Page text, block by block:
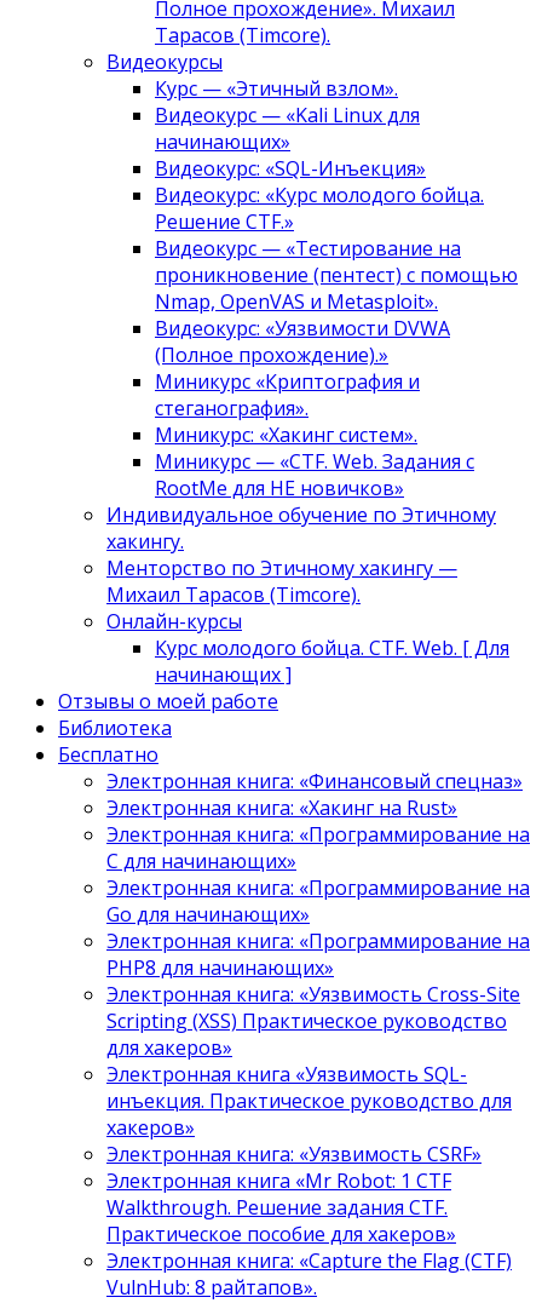
Полное прохождение». Михаил
Тарасов (Timcore).
Видеокурсы
Курс — «Этичный взлом».
Видеокурс — «Kali Linux для
начинающих»
Видеокурс: «SQL-Инъекция»
Видеокурс: «Курс молодого бойца.
Решение CTF.»
Видеокурс — «Тестирование на
проникновение (пентест) с помощью
Nmap, OpenVAS и Metasploit».
Видеокурс: «Уязвимости DVWA
(Полное прохождение).»
Миникурс «Криптография и
стеганография».
Миникурс: «Хакинг систем».
Миникурс — «CTF. Web. Задания с
RootMe для НЕ новичков»
Индивидуальное обучение по Этичному
хакингу.
Менторство по Этичному хакингу —
Михаил Тарасов (Timcore).
Онлайн-курсы
Курс молодого бойца. CTF. Web. [ Для
начинающих ]
Отзывы о моей работе
Библиотека
Бесплатно
Электронная книга: «Финансовый спецназ»
Электронная книга: «Хакинг на Rust»
Электронная книга: «Программирование на
C для начинающих»
Электронная книга: «Программирование на
Go для начинающих»
Электронная книга: «Программирование на
PHP8 для начинающих»
Электронная книга: «Уязвимость Cross-Site
Scripting (XSS) Практическое руководство
для хакеров»
Электронная книга «Уязвимость SQL-
инъекция. Практическое руководство для
хакеров»
Электронная книга: «Уязвимость CSRF»
Электронная книга «Mr Robot: 1 CTF
Walkthrough. Решение задания CTF.
Практическое пособие для хакеров»
Электронная книга: «Capture the Flag (CTF)
VulnHub: 8 райтапов».